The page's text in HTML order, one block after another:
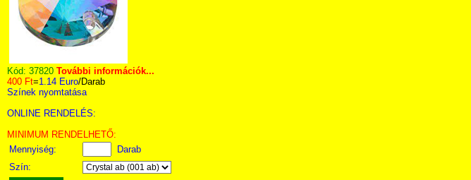
Kód: 37820 További információk...
400 Ft=1.14 Euro/Darab
Színek nyomtatása
ONLINE RENDELÉS:
MINIMUM RENDELHETŐ:
Mennyiség:
Darab
Szín: